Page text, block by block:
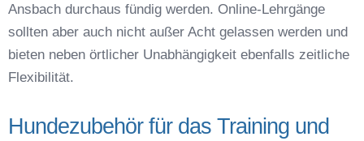
Ansbach durchaus fündig werden. Online-Lehrgänge
sollten aber auch nicht außer Acht gelassen werden und
bieten neben örtlicher Unabhängigkeit ebenfalls zeitliche
Flexibilität.
Hundezubehör für das Training und